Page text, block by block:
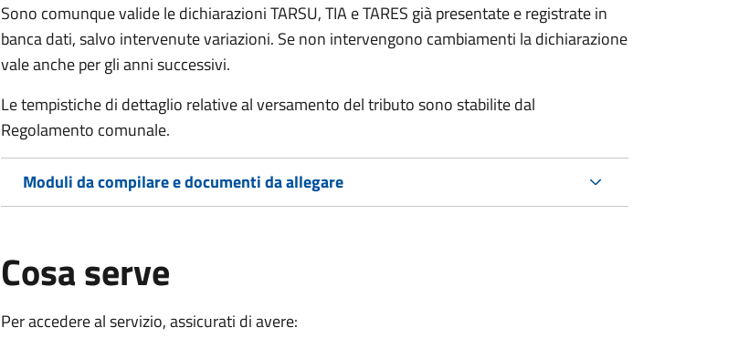
Sono comunque valide le dichiarazioni TARSU, TIA e TARES già presentate e registrate in
banca dati, salvo intervenute variazioni. Se non intervengono cambiamenti la dichiarazione
vale anche per gli anni successivi.
Le tempistiche di dettaglio relative al versamento del tributo sono stabilite dal
Regolamento comunale.
Moduli da compilare e documenti da allegare
Cosa serve
Per accedere al servizio, assicurati di avere: